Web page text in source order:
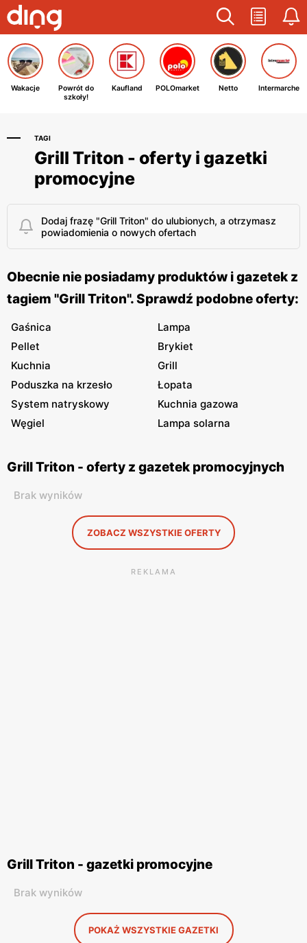
Wakacje
Powrót do
szkoły!
Kaufland POLOmarket Netto Intermarche
TAGI
Grill Triton - oferty i gazetki
promocyjne
Dodaj frazę "Grill Triton" do ulubionych, a otrzymasz
powiadomienia o nowych ofertach
Obecnie nie posiadamy produktów i gazetek z
tagiem "Grill Triton". Sprawdź podobne oferty:
Gaśnica
Lampa
Pellet
Brykiet
Kuchnia
Grill
Poduszka na krzesło
Łopata
System natryskowy
Kuchnia gazowa
Węgiel
Lampa solarna
Grill Triton - oferty z gazetek promocyjnych
Brak wyników
ZOBACZ WSZYSTKIE OFERTY
REKLAMA
Grill Triton - gazetki promocyjne
Brak wyników
POKAŻ WSZYSTKIE GAZETKI